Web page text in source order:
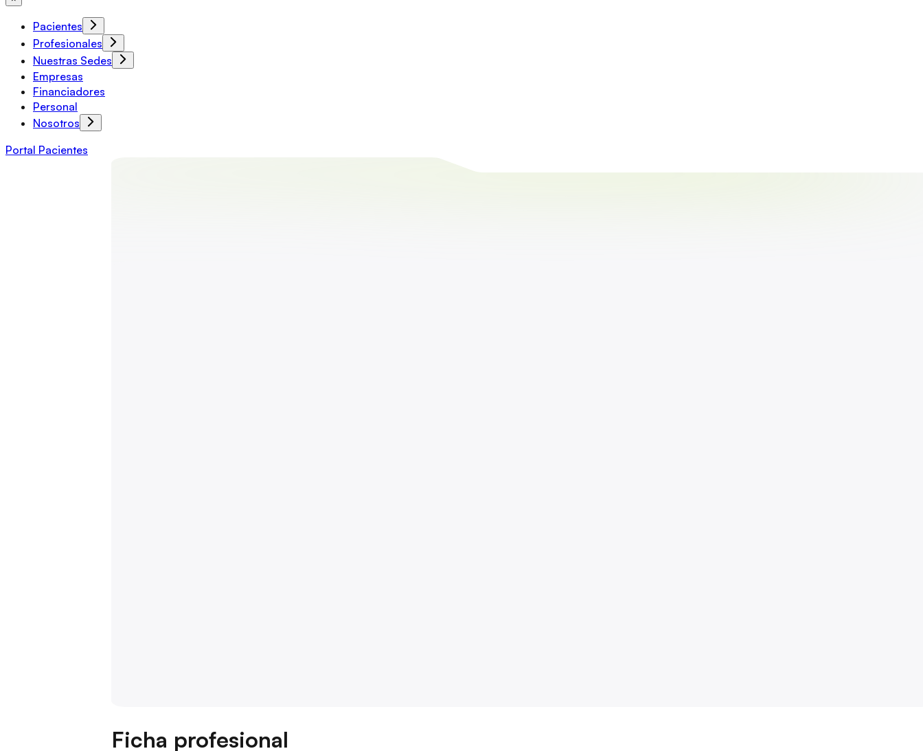
Pacientes
Profesionales
Nuestras Sedes
Empresas
Financiadores
Personal
Nosotros
Portal Pacientes
Ficha profesional